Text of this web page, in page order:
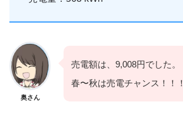
奥さん
売電額は、9,008円でした。
春〜秋は売電チャンス！！！